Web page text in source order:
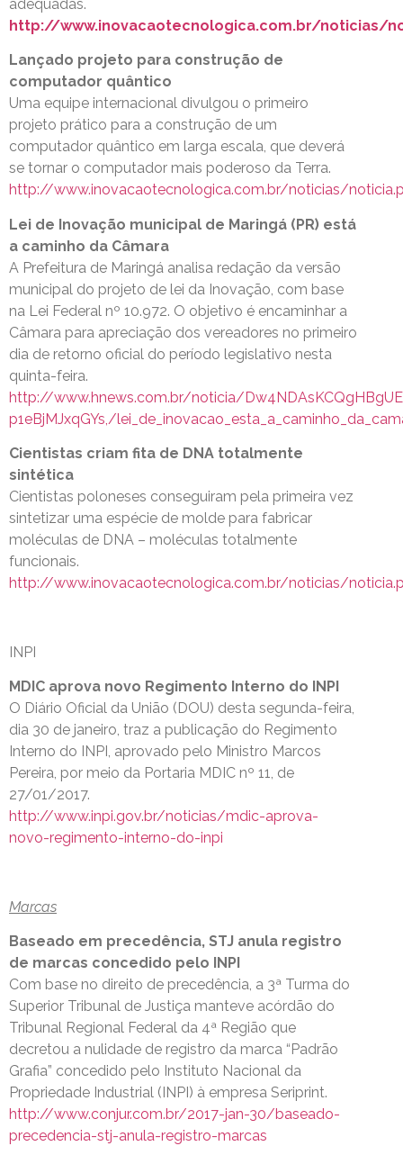
adequadas.
http://www.inovacaotecnologica.com.br/noticias/
Lançado projeto para construção de
computador quântico
Uma equipe internacional divulgou o primeiro
projeto prático para a construção de um
computador quântico em larga escala, que deverá
se tornar o computador mais poderoso da Terra.
http://www.inovacaotecnologica.com.br/noticias/
Lei de Inovação municipal de Maringá (PR) está
a caminho da Câmara
A Prefeitura de Maringá analisa redação da versão
municipal do projeto de lei da Inovação, com base
na Lei Federal nº 10.972. O objetivo é encaminhar a
Câmara para apreciação dos vereadores no primeiro
dia de retorno oficial do período legislativo nesta
quinta-feira.
http://www.hnews.com.br/noticia/
p1eBjMJxqGYs,/
Cientistas criam fita de DNA totalmente
sintética
Cientistas poloneses conseguiram pela primeira vez
sintetizar uma espécie de molde para fabricar
moléculas de DNA – moléculas totalmente
funcionais.
http://www.inovacaotecnologica.com.br/noticias/
INPI
MDIC aprova novo Regimento Interno do INPI
O Diário Oficial da União (DOU) desta segunda-feira,
dia 30 de janeiro, traz a publicação do Regimento
Interno do INPI, aprovado pelo Ministro Marcos
Pereira, por meio da Portaria MDIC nº 11, de
27/01/2017.
http://www.inpi.gov.br/noticias/mdic-aprova-
novo-regimento-interno-do-inpi
Marcas
Baseado em precedência, STJ anula registro
de marcas concedido pelo INPI
Com base no direito de precedência, a 3ª Turma do
Superior Tribunal de Justiça manteve acórdão do
Tribunal Regional Federal da 4ª Região que
decretou a nulidade de registro da marca “Padrão
Grafia” concedido pelo Instituto Nacional da
Propriedade Industrial (INPI) à empresa Seriprint.
http://www.conjur.com.br/2017-jan-30/baseado-
precedencia-stj-anula-registro-marcas